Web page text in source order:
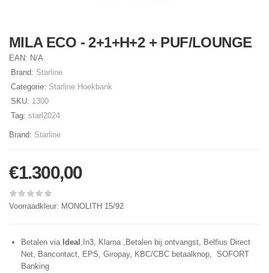
MILA ECO - 2+1+H+2 + PUF/LOUNGE
EAN: N/A
Brand: Starline
Categorie: Starline Hoekbank
SKU: 1300
Tag: starl2024
Brand: Starline
€1.300,00
Voorraadkleur: MONOLITH 15/92
Betalen via Ideal ,In3, Klarna ,Betalen bij ontvangst, Belfius Direct
Net, Bancontact, EPS, Giropay, KBC/CBC betaalknop, SOFORT
Banking